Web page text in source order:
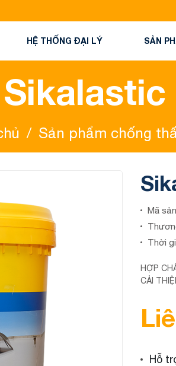
HỆ THỐNG ĐẠI LÝ SẢN
Sikalastic
/ Sản phẩm chống
Mã
Thời
HỢP
CẢI
Hỗ